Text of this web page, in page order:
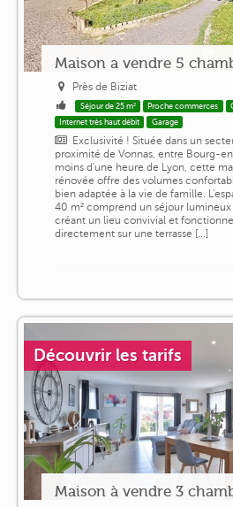
Maison a vendre 5
Près de Biziat
Séjour de 25 m² Proche commerces
Internet très haut débit
Garage
Exclusivité ! Située dans un
proximité de Vonnas, entre Bourg-
moins d'une heure de Lyon, cette
rénovée offre des volumes
bien adaptée à la vie de famille.
40 m² comprend un séjour lumineux
créant un lieu convivial et
directement sur une terrasse [...]
Découvrir les tarifs
Maison à vendre 3